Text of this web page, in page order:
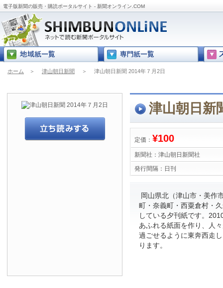
電子版新聞の販売・購読ポータルサイト - 新聞オンライン.COM
ホーム ＞ 津山朝日新聞 ＞ 津山朝日新聞 2014年７月2日
津山朝日新
定価： ¥100
新聞社： 津山朝日新聞社
発行間隔： 日刊
岡山県北（津山市・美作
町・奈義町・西粟倉村・
している夕刊紙です。
あふれる紙面を作り、人
過ごせるように東奔西走
ります。